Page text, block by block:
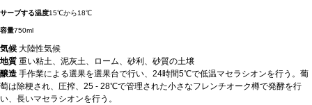
サーブする温度15℃から18℃
容量750ml
気候大陸性気候
地質重い粘土、泥灰土、ローム、砂利、砂質の土壌
醸造手作業による選果を選果台で行い、24時間5℃で低温マセラシオンを行う。葡
萄は除梗され、圧搾、25 - 28℃で管理された小さなフレンチオーク樽で発酵を行
い、長いマセラシオンを行う。